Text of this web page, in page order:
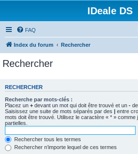
IDeale DS
FAQ
Index du forum Rechercher
Rechercher
RECHERCHER
Recherche par mots-clés :
Placez un + devant un mot qui doit être trouvé et un -
Saisissez une suite de mots séparés par des | entre
mots doit être trouvé. Utilisez le caractère « * »
partielles.
Rechercher tous les termes
Rechercher n’importe lequel de ces termes